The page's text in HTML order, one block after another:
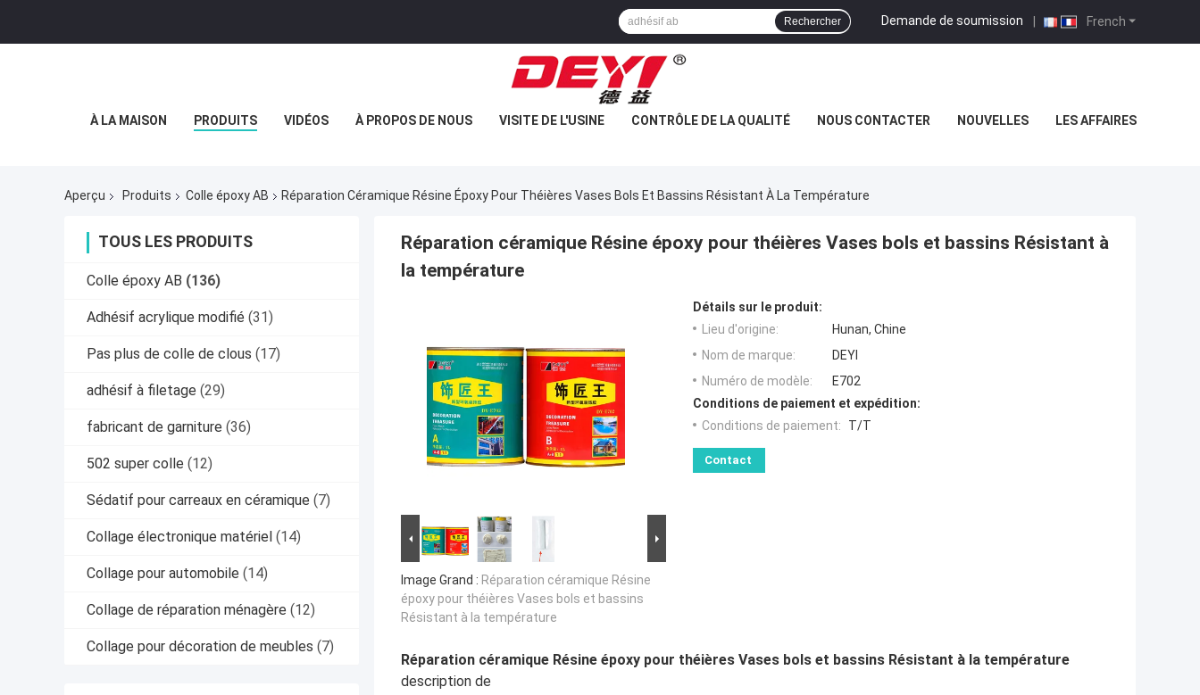
French
Demande de soumission |
Rechercher
À LA MAISON PRODUITS VIDÉOS À PROPOS DE NOUS VISITE DE L'USINE CONTRÔLE DE LA QUALITÉ NOUS CONTACTER NOUVELLES LES AFFAIRES
Aperçu Produits Colle époxy AB Réparation Céramique Résine Époxy Pour Théières Vases Bols Et Bassins Résistant À La Température
TOUS LES PRODUITS
Colle époxy AB (136)
Adhésif acrylique modifié (31)
Pas plus de colle de clous (17)
adhésif à filetage (29)
fabricant de garniture (36)
502 super colle (12)
Sédatif pour carreaux en céramique (7)
Collage électronique matériel (14)
Collage pour automobile (14)
Collage de réparation ménagère (12)
Collage pour décoration de meubles (7)
Réparation céramique Résine époxy pour théières Vases bols et bassins Résistant à
la température
Image Grand : Réparation céramique Résine
époxy pour théières Vases bols et bassins
Résistant à la température
Détails sur le produit:
Lieu d'origine:
Hunan, Chine
Nom de marque:
DEYI
Numéro de modèle:
E702
Conditions de paiement et expédition:
Conditions de paiement:
T/T
Contact
Réparation céramique Résine époxy pour théières Vases bols et bassins Résistant à la température
description de